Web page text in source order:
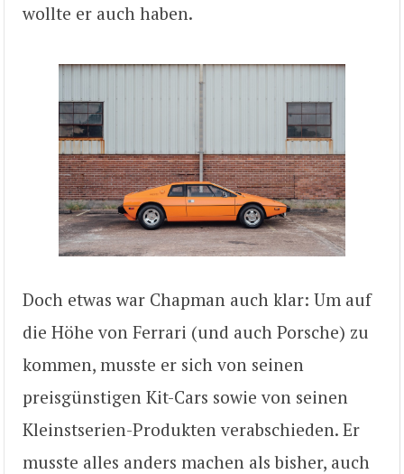
wollte er auch haben.
Doch etwas war Chapman auch klar: Um auf
die Höhe von Ferrari (und auch Porsche) zu
kommen, musste er sich von seinen
preisgünstigen Kit-Cars sowie von seinen
Kleinstserien-Produkten verabschieden. Er
musste alles anders machen als bisher, auch